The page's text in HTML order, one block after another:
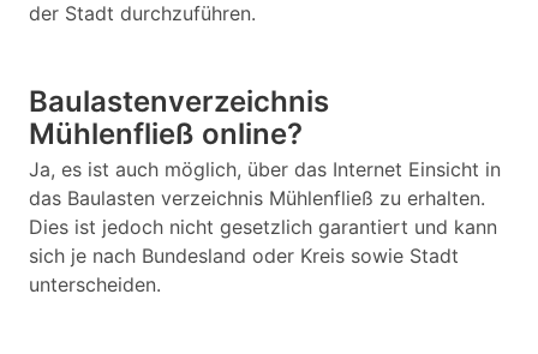
der Stadt durchzuführen.
Baulastenverzeichnis
Mühlenfließ online?
Ja, es ist auch möglich, über das Internet Einsicht in
das Baulasten verzeichnis Mühlenfließ zu erhalten.
Dies ist jedoch nicht gesetzlich garantiert und kann
sich je nach Bundesland oder Kreis sowie Stadt
unterscheiden.